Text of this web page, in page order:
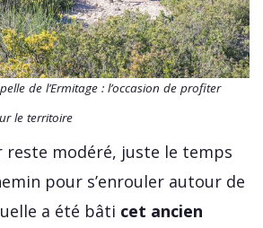
de l’Ermitage : l’occasion de profiter
le territoire
reste modéré, juste le temps
pour s’enrouler autour de
a été bâti cet ancien